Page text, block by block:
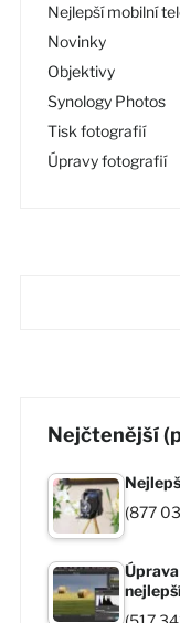
Nejlepší mobilní
Novinky
Objektivy
Synology Photos
Tisk fotografií
Úpravy fotografií
Nejčtenější
(877